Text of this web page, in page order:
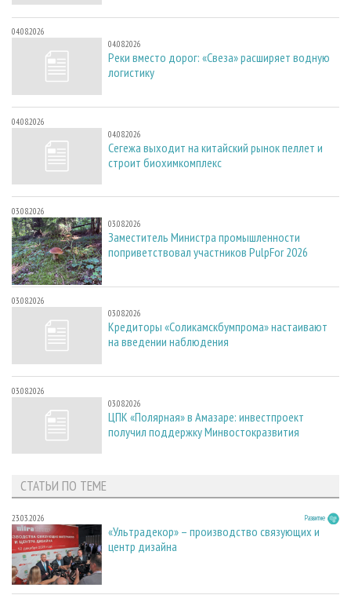
04.08.2026
04.08.2026
Реки вместо дорог: «Свеза» расширяет водную
логистику
04.08.2026
04.08.2026
Сегежа выходит на китайский рынок пеллет и
строит биохимкомплекс
03.08.2026
03.08.2026
Заместитель Министра промышленности
поприветствовал участников PulpFor 2026
03.08.2026
03.08.2026
Кредиторы «Соликамскбумпрома» настаивают
на введении наблюдения
03.08.2026
03.08.2026
ЦПК «Полярная» в Амазаре: инвестпроект
получил поддержку Минвостокразвития
СТАТЬИ ПО ТЕМЕ
23.03.2026 Развитие
«Ультрадекор» – производство связующих и
центр дизайна